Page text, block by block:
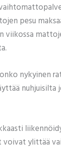
pesu
nykyinen
ylittää